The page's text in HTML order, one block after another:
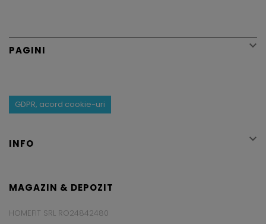
PAGINI 
GDPR, acord cookie-uri
INFO 
MAGAZIN & DEPOZIT
HOMEFIT SRL RO24842480